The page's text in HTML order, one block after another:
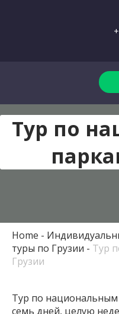
Тур по
Home
туры по Грузии
Тур
Грузии
Тур по национальным
семь дней, целую